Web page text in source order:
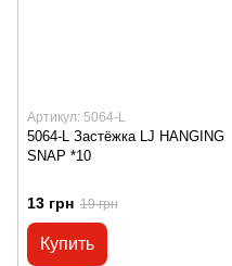
Артикул: 5064-L
5064-L Застёжка LJ HANGING
SNAP *10
13 грн 19 грн
Купить